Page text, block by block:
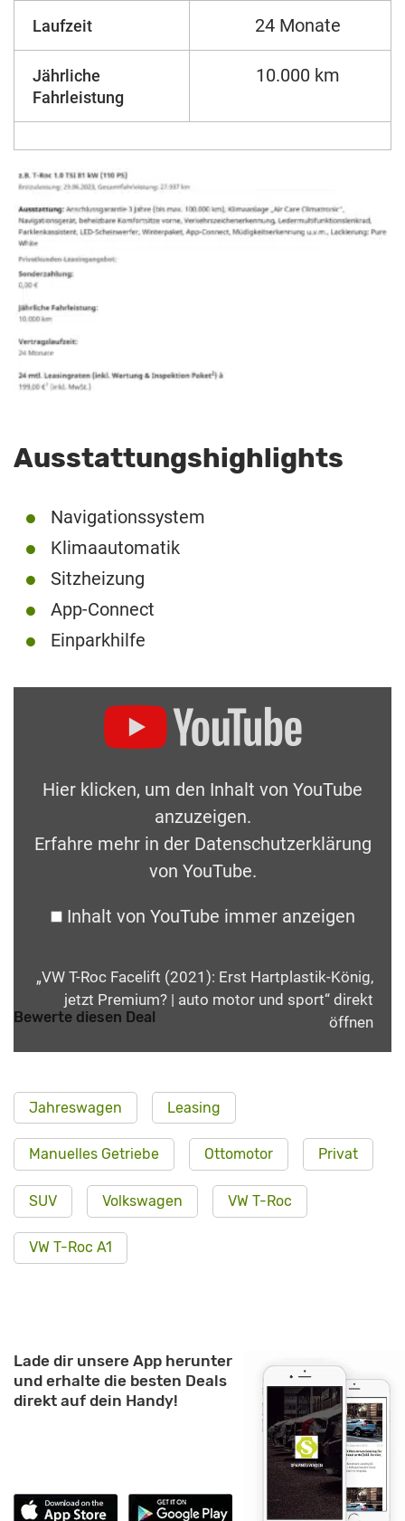
Laufzeit 24 Monate
Jährliche
Fahrleistung
10.000 km
Ausstattungshighlights
Navigationssystem
Klimaautomatik
Sitzheizung
App-Connect
Einparkhilfe
Hier klicken, um den Inhalt von YouTube
anzuzeigen.
Erfahre mehr in der Datenschutzerklärung
von YouTube.
Inhalt von YouTube immer anzeigen
„VW T-Roc Facelift (2021): Erst Hartplastik-König,
jetzt Premium? | auto motor und sport“ direkt
öffnen
Bewerte diesen Deal
Jahreswagen Leasing
Manuelles Getriebe Ottomotor Privat
SUV Volkswagen VW T-Roc
VW T-Roc A1
Lade dir unsere App herunter
und erhalte die besten Deals
direkt auf dein Handy!